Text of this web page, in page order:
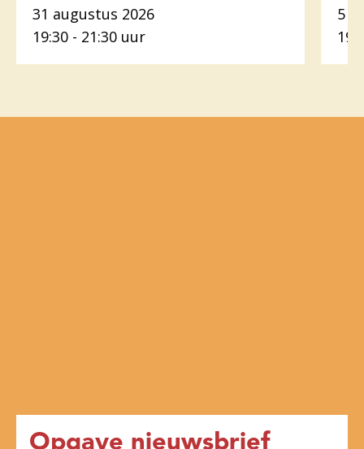
31 augustus 2026
19:30 - 21:30 uur
5
Opgave nieuwsbrief